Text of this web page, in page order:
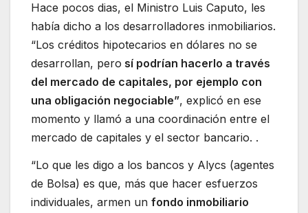
Hace pocos dias, el Ministro Luis Caputo, les
había dicho a los desarrolladores inmobiliarios.
“Los créditos hipotecarios en dólares no se
desarrollan, pero sí podrían hacerlo a través
del mercado de capitales, por ejemplo con
una obligación negociable”, explicó en ese
momento y llamó a una coordinación entre el
mercado de capitales y el sector bancario. .
“Lo que les digo a los bancos y Alycs (agentes
de Bolsa) es que, más que hacer esfuerzos
individuales, armen un fondo inmobiliario